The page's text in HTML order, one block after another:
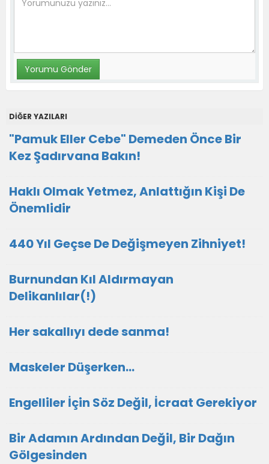
DİĞER YAZILARI
"Pamuk Eller Cebe" Demeden Önce Bir
Kez Şadırvana Bakın!
Haklı Olmak Yetmez, Anlattığın Kişi De
Önemlidir
440 Yıl Geçse De Değişmeyen Zihniyet!
Burnundan Kıl Aldırmayan
Delikanlılar(!)
Her sakallıyı dede sanma!
Maskeler Düşerken…
Engelliler İçin Söz Değil, İcraat Gerekiyor
Bir Adamın Ardından Değil, Bir Dağın
Gölgesinden